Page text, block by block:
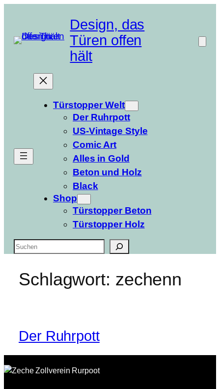
springen
Design, das
Türen offen
hält
Türstopper Welt
Der Ruhrpott
US-Vintage Style
Comic Art
Alles in Gold
Beton und Holz
Black
Shop
Türstopper Beton
Türstopper Holz
Suchen
Schlagwort: zechenn
Der Ruhrpott